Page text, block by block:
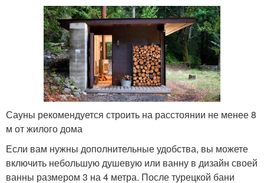
Сауны рекомендуется строить на расстоянии не менее 8
м от жилого дома
Если вам нужны дополнительные удобства, вы можете
включить небольшую душевую или ванну в дизайн своей
ванны размером 3 на 4 метра. После турецкой бани